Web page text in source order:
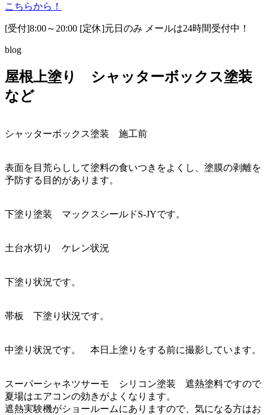
こちらから！
[受付]8:00～20:00 [定休]元日のみ メールは24時間受付中！
blog
屋根上塗り シャッターボックス塗装
など
シャッターボックス塗装 施工前
表面を目荒らしして塗料の食いつきをよくし、塗膜の剥離を
予防する目的があります。
下塗り塗装 マックスシールドS-JYです。
土台水切り ケレン状況
下塗り状況です。
帯板 下塗り状況です。
中塗り状況です。 本日上塗りをする前に撮影しています。
スーパーシャネツサーモ シリコン塗装 遮熱塗料ですので
夏場はエアコンの効きがよくなります。
遮熱実験機がショールームにありますので、気になる方はお